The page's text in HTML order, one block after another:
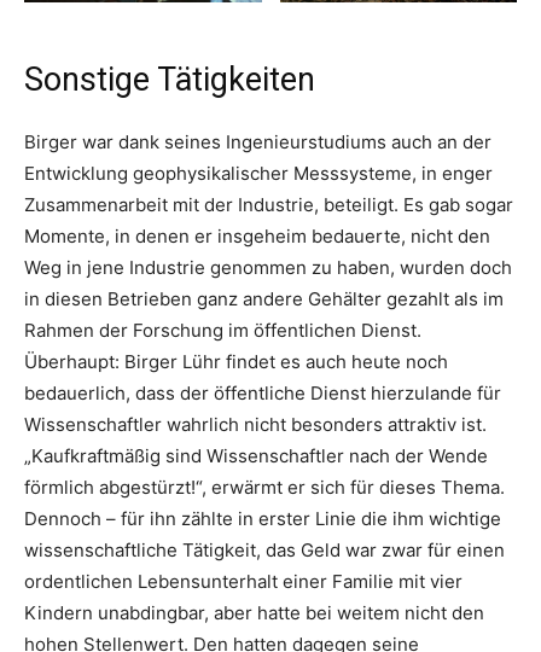
Sonstige Tätigkeiten
Birger war dank seines Ingenieurstudiums auch an der
Entwicklung geophysikalischer Messsysteme, in enger
Zusammenarbeit mit der Industrie, beteiligt. Es gab sogar
Momente, in denen er insgeheim bedauerte, nicht den
Weg in jene Industrie genommen zu haben, wurden doch
in diesen Betrieben ganz andere Gehälter gezahlt als im
Rahmen der Forschung im öffentlichen Dienst.
Überhaupt: Birger Lühr findet es auch heute noch
bedauerlich, dass der öffentliche Dienst hierzulande für
Wissenschaftler wahrlich nicht besonders attraktiv ist.
„Kaufkraftmäßig sind Wissenschaftler nach der Wende
förmlich abgestürzt!“, erwärmt er sich für dieses Thema.
Dennoch – für ihn zählte in erster Linie die ihm wichtige
wissenschaftliche Tätigkeit, das Geld war zwar für einen
ordentlichen Lebensunterhalt einer Familie mit vier
Kindern unabdingbar, aber hatte bei weitem nicht den
hohen Stellenwert. Den hatten dagegen seine